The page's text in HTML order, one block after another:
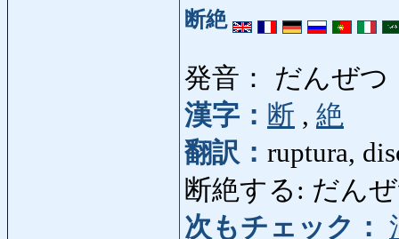
断絶
発音： だんぜつ
漢字： 断 , 絶
翻訳： ruptura,
断絶する: だん
次もチェック：